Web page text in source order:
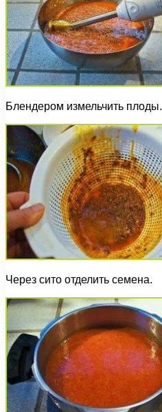
Блендером измельчить плоды.
Через сито отделить семена.